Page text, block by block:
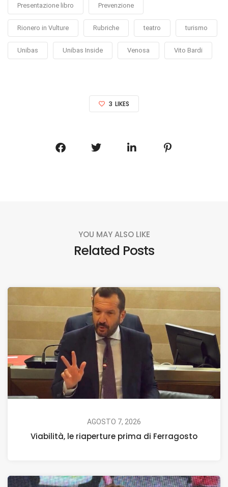
Presentazione libro Prevenzione
Rionero in Vulture Rubriche teatro turismo
Unibas Unibas Inside Venosa Vito Bardi
3 LIKES
YOU MAY ALSO LIKE
Related Posts
AGOSTO 7, 2026
Viabilità, le riaperture prima di Ferragosto